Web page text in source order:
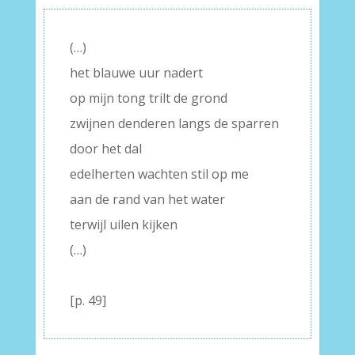
(…)
het blauwe uur nadert
op mijn tong trilt de grond
zwijnen denderen langs de sparren
door het dal
edelherten wachten stil op me
aan de rand van het water
terwijl uilen kijken
(…)
[p. 49]